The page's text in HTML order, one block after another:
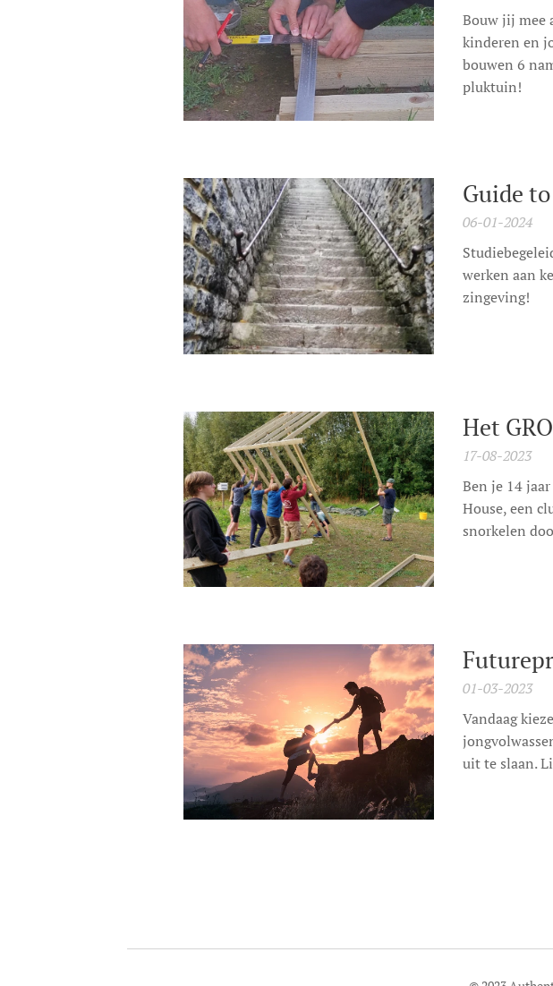
Bouw jij mee
kinderen en
bouwen 6
pluktuin!
Guide
06-01-2024
werken aan
zingeving!
Het
17-08-2023
Ben je 14
House, een
snorkelen
01-03-2023
Vandaag
uit te slaan.